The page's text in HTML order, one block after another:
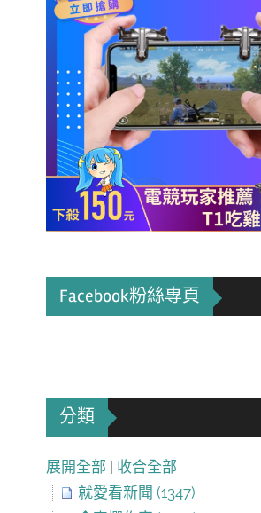
Facebook粉絲專頁
分類
展開全部 | 收合全部
就愛看新聞 (1347)